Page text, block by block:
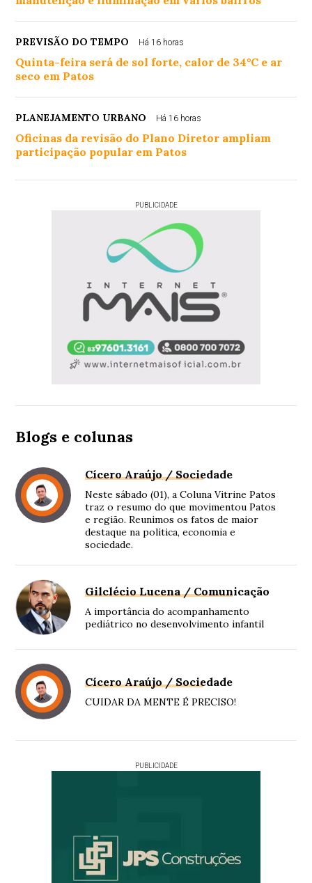
PREVISÃO DO TEMPO Há 16 horas
Quinta-feira será de sol forte, calor de 34°C e ar
seco em Patos
PLANEJAMENTO URBANO Há 16 horas
Oficinas da revisão do Plano Diretor ampliam
participação popular em Patos
PUBLICIDADE
Blogs e colunas
Cícero Araújo / Sociedade
Neste sábado (01), a Coluna Vitrine Patos
traz o resumo do que movimentou Patos
e região. Reunimos os fatos de maior
destaque na política, economia e
sociedade.
Gilclécio Lucena / Comunicação
A importância do acompanhamento
pediátrico no desenvolvimento infantil
Cícero Araújo / Sociedade
CUIDAR DA MENTE É PRECISO!
PUBLICIDADE